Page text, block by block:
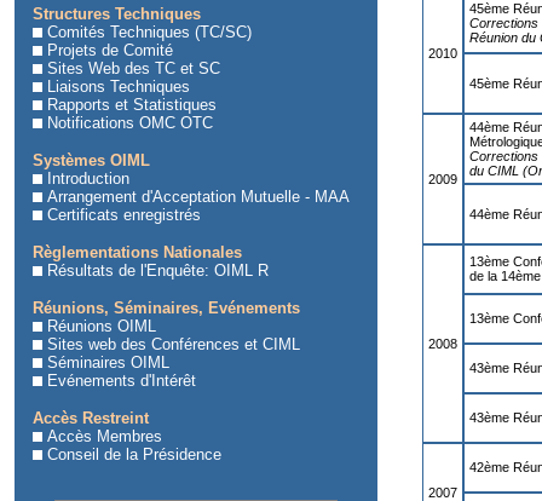
Structures Techniques
Comités Techniques (TC/SC)
Projets de Comité
Sites Web des TC et SC
Liaisons Techniques
Rapports et Statistiques
Notifications OMC OTC
Systèmes OIML
Introduction
Arrangement d'Acceptation Mutuelle - MAA
Certificats enregistrés
Règlementations Nationales
Résultats de l'Enquête: OIML R
Réunions, Séminaires, Evénements
Réunions OIML
Sites web des Conférences et CIML
Séminaires OIML
Evénements d'Intérêt
Accès Restreint
Accès Membres
Conseil de la Présidence
2010
45ème
Corrections
Réunion du
45ème
2009
44ème
Corrections
du CIML
44ème
2008
13ème
de la
13ème
43ème
43ème
2007
42ème